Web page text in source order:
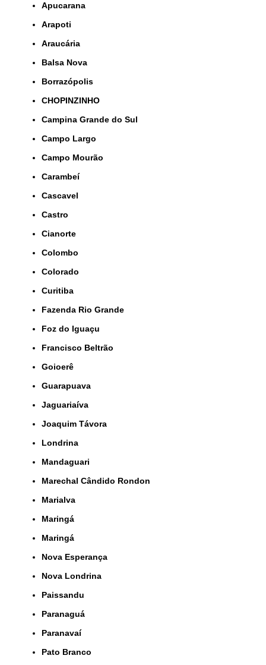
Apucarana
Arapoti
Araucária
Balsa Nova
Borrazópolis
CHOPINZINHO
Campina Grande do Sul
Campo Largo
Campo Mourão
Carambeí
Cascavel
Castro
Cianorte
Colombo
Colorado
Curitiba
Fazenda Rio Grande
Foz do Iguaçu
Francisco Beltrão
Goioerê
Guarapuava
Jaguariaíva
Joaquim Távora
Londrina
Mandaguari
Marechal Cândido Rondon
Marialva
Maringá
Maringá
Nova Esperança
Nova Londrina
Paissandu
Paranaguá
Paranavaí
Pato Branco